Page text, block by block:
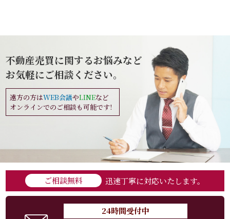
不動産売買に関するお悩みなど
お気軽にご相談ください。
遠方の方はWEB会議やLINEなど
オンラインでのご相談も可能です!
ご相談無料 迅速丁寧に対応いたします。
24時間受付中